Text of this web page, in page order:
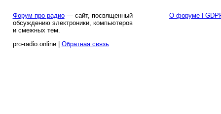
Форум про радио— сайт, посвященный
обсуждению электроники, компьютеров
и смежных тем.
pro-radio.online | Обратная связь
О форуме |